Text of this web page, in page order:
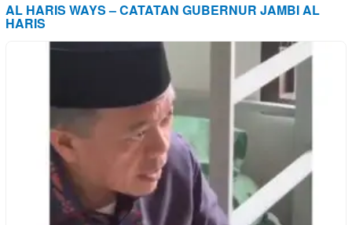
AL HARIS WAYS – CATATAN GUBERNUR JAMBI AL
HARIS